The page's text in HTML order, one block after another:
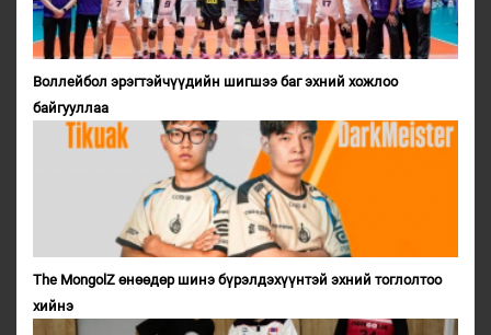
Воллейбол эрэгтэйчүүдийн шигшээ баг эхний хожлоо
байгууллаа
The MongolZ өнөөдөр шинэ бүрэлдэхүүнтэй эхний тоглолтоо
хийнэ